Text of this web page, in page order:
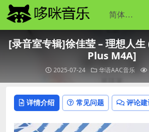
[录音室专辑]徐佳莹 – 理想人
Plus M4A]
2025-07-24 华语AAC音乐
详情介绍 常见问题 评论建